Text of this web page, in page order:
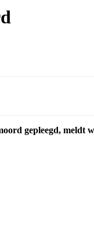
gepleegd, meldt